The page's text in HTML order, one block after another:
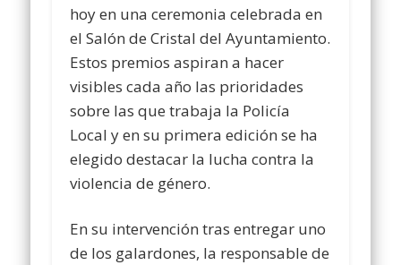
hoy en una ceremonia celebrada en
el Salón de Cristal del Ayuntamiento.
Estos premios aspiran a hacer
visibles cada año las prioridades
sobre las que trabaja la Policía
Local y en su primera edición se ha
elegido destacar la lucha contra la
violencia de género.
En su intervención tras entregar uno
de los galardones, la responsable de